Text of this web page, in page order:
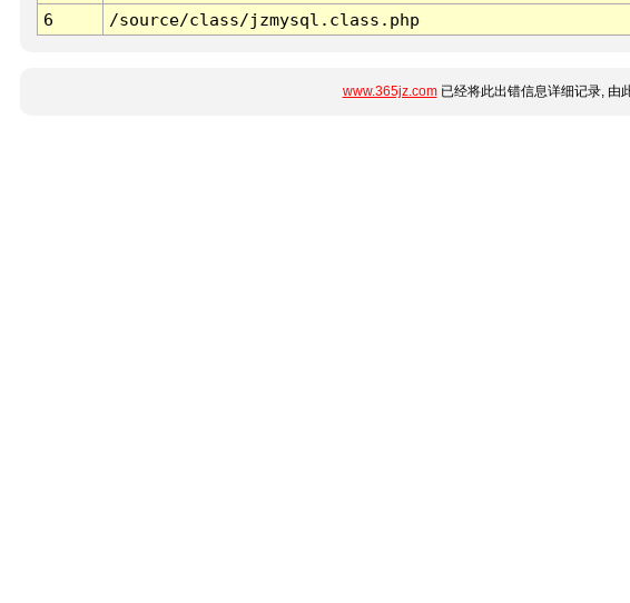
6
/source/class/jzmysql.class.php
www.365jz.com已经将此出错信息详细记录, 由